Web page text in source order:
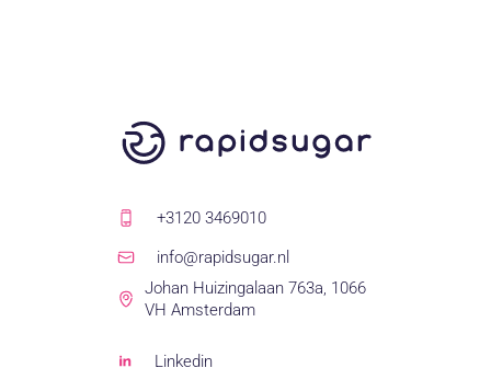
+3120 3469010
info@rapidsugar.nl
Johan Huizingalaan 763a, 1066
VH Amsterdam
Linkedin